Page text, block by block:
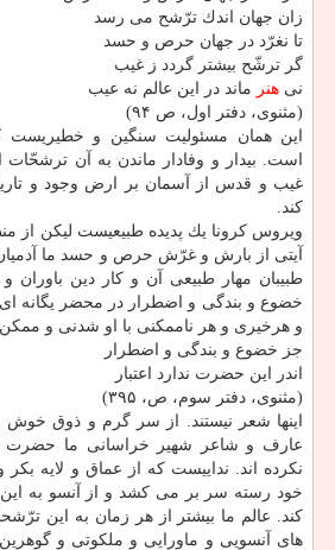
زان جهان اندك ترّشح می رسد
تا نغرّد در جهان حرص و حسد
گر ترشّح بیشتر گردد ز غیب
نی هنر ماند در این عالم نه عیب
(مثنوی، دفتر اول، ص ۹۴)
این همان مسئولیت سنگین و خطیریست
است. بیدار و وفادار ماندن به آن ترشحّات
غیب و قدس از آسمان بر ارض وجود و
كند.
ویروس كرونا یك پدیده طبیعیست لیكن از
آیتی از بارش و غرّش حرص و حسد ما
طبیبان مهار طبیعی آن و كار دین باوران
خضوع و بندگی و اضطرار در محضر
و هرخیری و هر ناممكنی با او شدنی و
جز خضوع و بندگی و اضطرار
اندر این حضرت ندارد اعتبار
(مثنوی، دفتر سوم، ص، ۳۹۵)
اینها شعر نیستند. از سر گرم و ذوق خوش
عارف و شاعر شهیر خراسانی ما
نكرده اند. نداییست كه از عماق و لایه
خود رسته سر بر می كشد و از آنسو به
كند. عالم ما بیشتر از هر زمان به این
های آنسویی و ماورایی و ملكوتی و